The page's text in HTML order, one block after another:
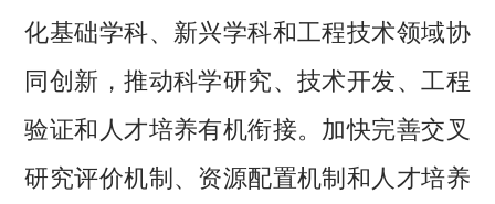
化基础学科、新兴学科和工程技术领域协
同创新，推动科学研究、技术开发、工程
验证和人才培养有机衔接。加快完善交叉
研究评价机制、资源配置机制和人才培养